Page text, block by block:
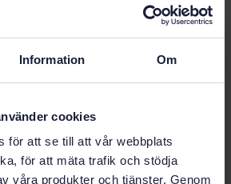
Information Om
cookies
för att se till att vår webbplats
för att mäta trafik och stödja
våra produkter och tjänster. Genom
Add to cart
Show more
English Swedish